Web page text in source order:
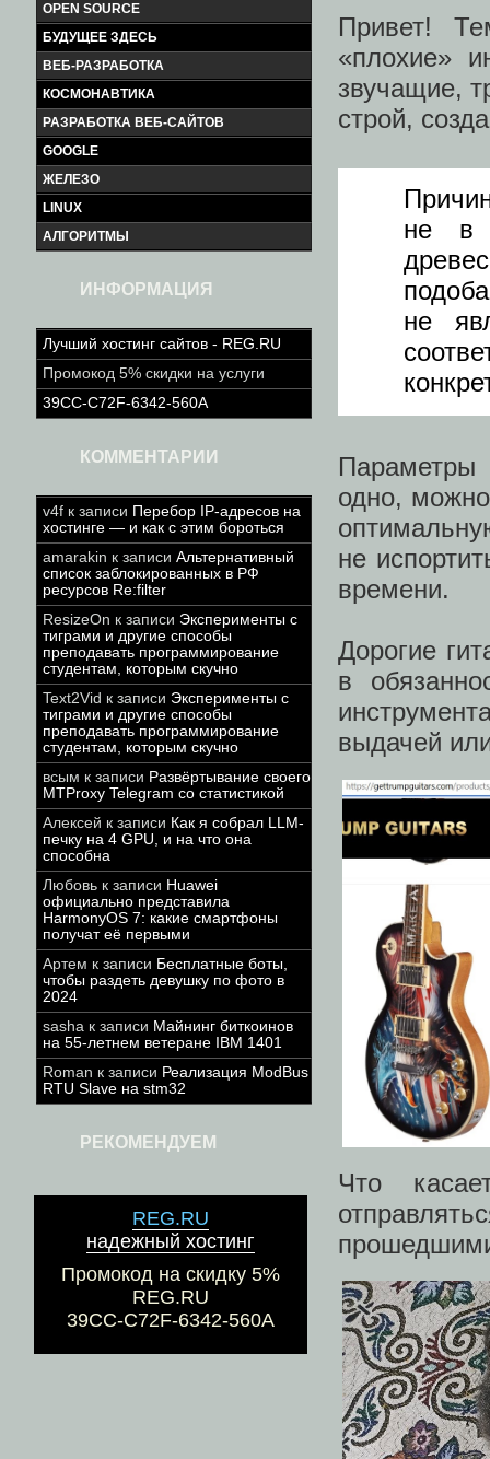
OPEN SOURCE
БУДУЩЕЕ ЗДЕСЬ
ВЕБ-РАЗРАБОТКА
КОСМОНАВТИКА
РАЗРАБОТКА ВЕБ-САЙТОВ
GOOGLE
ЖЕЛЕЗО
LINUX
АЛГОРИТМЫ
ИНФОРМАЦИЯ
Лучший хостинг сайтов - REG.RU
Промокод 5% скидки на услуги
39CC-C72F-6342-560A
КОММЕНТАРИИ
v4f к записи Перебор IP-адресов на
хостинге — и как с этим бороться
amarakin к записи Альтернативный
список заблокированных в РФ
ресурсов Re:filter
ResizeOn к записи Эксперименты с
тиграми и другие способы
преподавать программирование
студентам, которым скучно
Text2Vid к записи Эксперименты с
тиграми и другие способы
преподавать программирование
студентам, которым скучно
всым к записи Развёртывание своего
MTProxy Telegram со статистикой
Алексей к записи Как я собрал LLM-
печку на 4 GPU, и на что она
способна
Любовь к записи Huawei
официально представила
HarmonyOS 7: какие смартфоны
получат её первыми
Артем к записи Бесплатные боты,
чтобы раздеть девушку по фото в
2024
sasha к записи Майнинг биткоинов
на 55-летнем ветеране IBM 1401
Roman к записи Реализация ModBus
RTU Slave на stm32
РЕКОМЕНДУЕМ
REG.RU
надежный хостинг
Промокод на скидку 5%
REG.RU
39CC-C72F-6342-560A
Привет!
«плохие»
звучащие,
строй,
не в
не
Параметры
одно,
не
времени.
Дорогие
в
выдачей
Что